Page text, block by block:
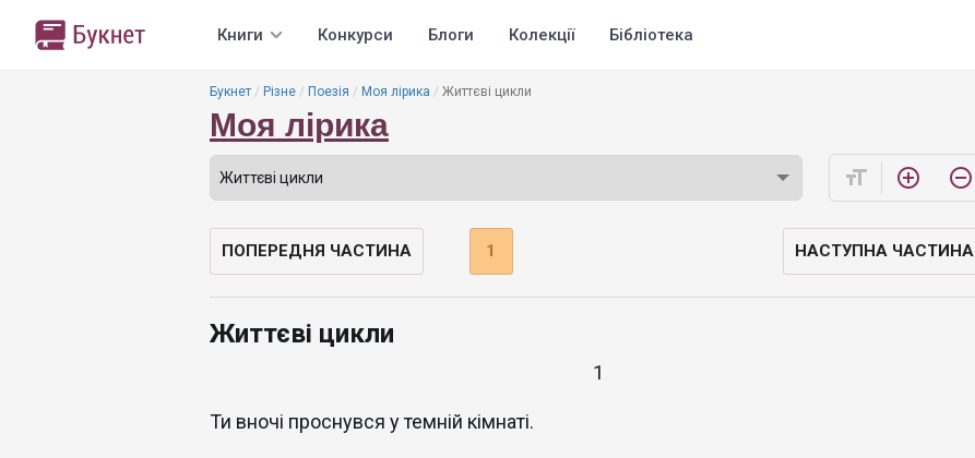
Книги Конкурси Блоги Колекції Бібліотека
Букнет Різне Поезія Моя лірика Життєві цикли
Моя лірика
format_size add_circle_outline remove_circle_outline
ПОПЕРЕДНЯ ЧАСТИНА 1 НАСТУПНА ЧАСТИНА
Життєві цикли
1
Ти вночі проснувся у темній кімнаті.